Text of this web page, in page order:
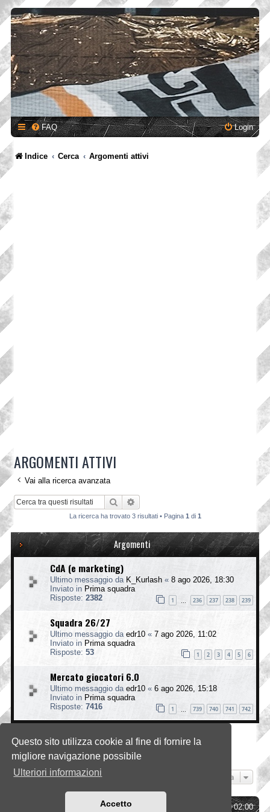
Questo sito utilizza cookie al fine di fornire la
migliore navigazione possibile
Ulteriori informazioni
Accetto
FAQ Login
Indice Cerca Argomenti attivi
ARGOMENTI ATTIVI
Vai alla ricerca avanzata
Cerca
La ricerca ha trovato 3 risultati • Pagina 1 di 1
Argomenti
CdA (e marketing)
Ultimo messaggio da K_Kurlash « 8 ago 2026, 18:30
Inviato in Prima squadra
Risposte: 2382 1 236 237 238 239
Squadra 26/27
Ultimo messaggio da edr10 « 7 ago 2026, 11:02
Inviato in Prima squadra
Risposte: 53 1 2 3 4 5 6
Mercato giocatori 6.0
Ultimo messaggio da edr10 « 6 ago 2026, 15:18
Inviato in Prima squadra
Risposte: 7416 1 739 740 741 742
Vai a
UTC+02:00